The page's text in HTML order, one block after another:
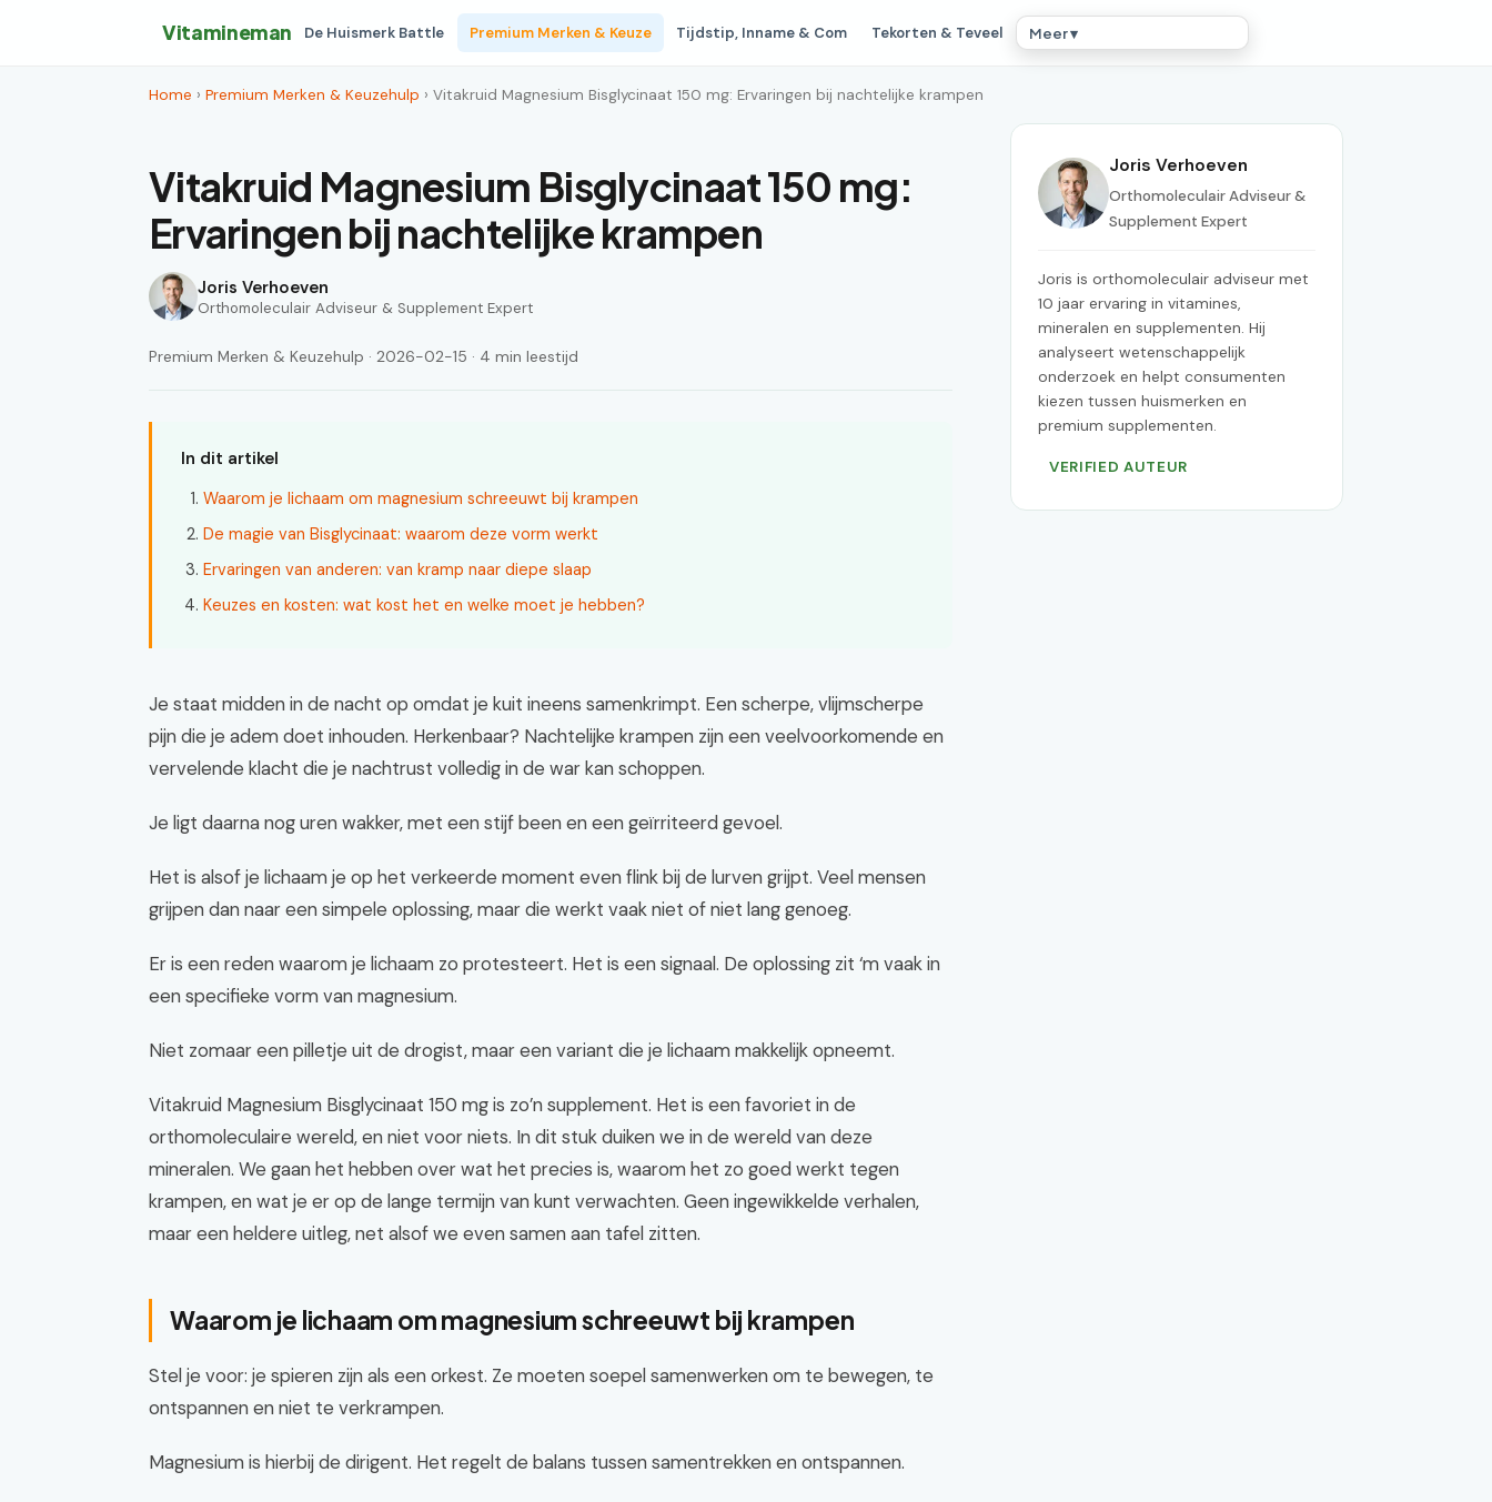
Vitamineman De Huismerk Battle Premium Merken & Keuze Tijdstip, Inname & Com Tekorten & Teveel Meer ▾
Home › Premium Merken & Keuzehulp › Vitakruid Magnesium Bisglycinaat 150 mg: Ervaringen bij nachtelijke krampen
Vitakruid Magnesium Bisglycinaat 150 mg:
Ervaringen bij nachtelijke krampen
Joris Verhoeven
Orthomoleculair Adviseur & Supplement Expert
Premium Merken & Keuzehulp · 2026-02-15 · 4 min leestijd
In dit artikel
Waarom je lichaam om magnesium schreeuwt bij krampen
De magie van Bisglycinaat: waarom deze vorm werkt
Ervaringen van anderen: van kramp naar diepe slaap
Keuzes en kosten: wat kost het en welke moet je hebben?
Je staat midden in de nacht op omdat je kuit ineens samenkrimpt. Een scherpe, vlijmscherpe
pijn die je adem doet inhouden. Herkenbaar? Nachtelijke krampen zijn een veelvoorkomende en
vervelende klacht die je nachtrust volledig in de war kan schoppen.
Je ligt daarna nog uren wakker, met een stijf been en een geïrriteerd gevoel.
Het is alsof je lichaam je op het verkeerde moment even flink bij de lurven grijpt. Veel mensen
grijpen dan naar een simpele oplossing, maar die werkt vaak niet of niet lang genoeg.
Er is een reden waarom je lichaam zo protesteert. Het is een signaal. De oplossing zit ‘m vaak in
een specifieke vorm van magnesium.
Niet zomaar een pilletje uit de drogist, maar een variant die je lichaam makkelijk opneemt.
Vitakruid Magnesium Bisglycinaat 150 mg is zo’n supplement. Het is een favoriet in de
orthomoleculaire wereld, en niet voor niets. In dit stuk duiken we in de wereld van deze
mineralen. We gaan het hebben over wat het precies is, waarom het zo goed werkt tegen
krampen, en wat je er op de lange termijn van kunt verwachten. Geen ingewikkelde verhalen,
maar een heldere uitleg, net alsof we even samen aan tafel zitten.
Waarom je lichaam om magnesium schreeuwt bij krampen
Stel je voor: je spieren zijn als een orkest. Ze moeten soepel samenwerken om te bewegen, te
ontspannen en niet te verkrampen.
Magnesium is hierbij de dirigent. Het regelt de balans tussen samentrekken en ontspannen.
Joris Verhoeven
Orthomoleculair Adviseur &
Supplement Expert
Joris is orthomoleculair adviseur met
10 jaar ervaring in vitamines,
mineralen en supplementen. Hij
analyseert wetenschappelijk
onderzoek en helpt consumenten
kiezen tussen huismerken en
premium supplementen.
VERIFIED AUTEUR